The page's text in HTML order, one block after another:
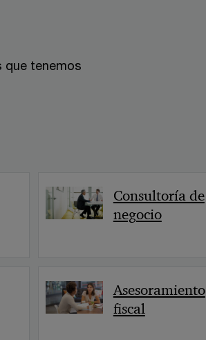
que tenemos
Consultoría de
negocio
Asesoramiento
fiscal